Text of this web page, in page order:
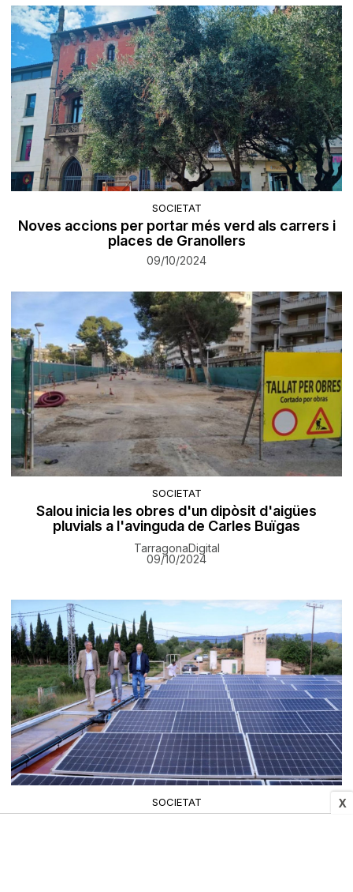
X
SOCIETAT
Noves accions per portar més verd als carrers i
places de Granollers
09/10/2024
SOCIETAT
Salou inicia les obres d'un dipòsit d'aigües
pluvials a l'avinguda de Carles Buïgas
TarragonaDigital
09/10/2024
SOCIETAT